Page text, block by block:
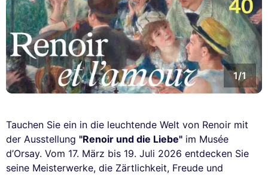
1/1
Tauchen Sie ein in die leuchtende Welt von Renoir mit
der Ausstellung "Renoir und die Liebe" im Musée
d’Orsay. Vom 17. März bis 19. Juli 2026 entdecken Sie
seine Meisterwerke, die Zärtlichkeit, Freude und